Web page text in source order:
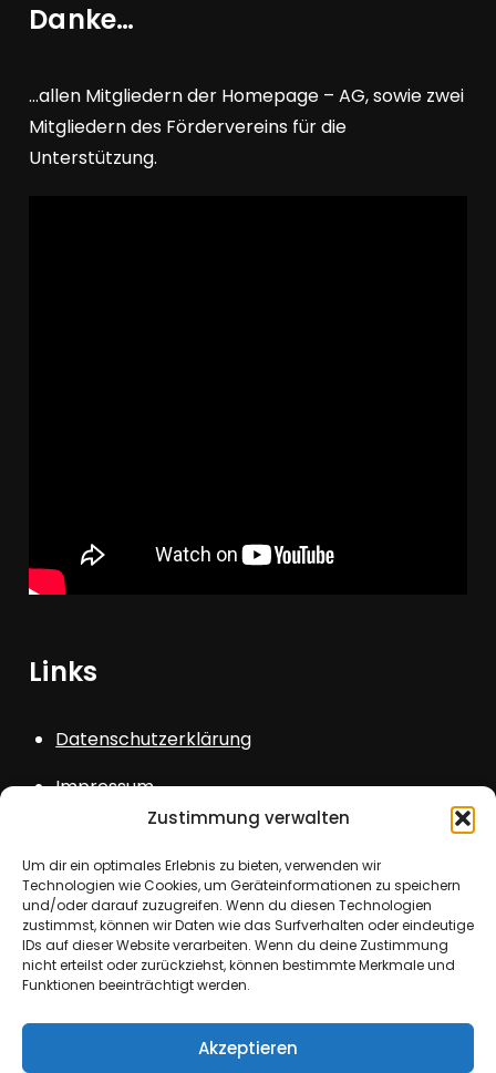
Zustimmung verwalten
Um dir ein optimales Erlebnis zu bieten, verwenden wir
Technologien wie Cookies, um Geräteinformationen zu speichern
und/oder darauf zuzugreifen. Wenn du diesen Technologien
zustimmst, können wir Daten wie das Surfverhalten oder eindeutige
IDs auf dieser Website verarbeiten. Wenn du deine Zustimmung
nicht erteilst oder zurückziehst, können bestimmte Merkmale und
Funktionen beeinträchtigt werden.
Akzeptieren
Danke…
…allen Mitgliedern der Homepage – AG, sowie zwei
Mitgliedern des Fördervereins für die
Unterstützung.
Links
Datenschutzerklärung
Impressum
Login
Copyright © All rights reserved. Theme Kids
Creativ Themes